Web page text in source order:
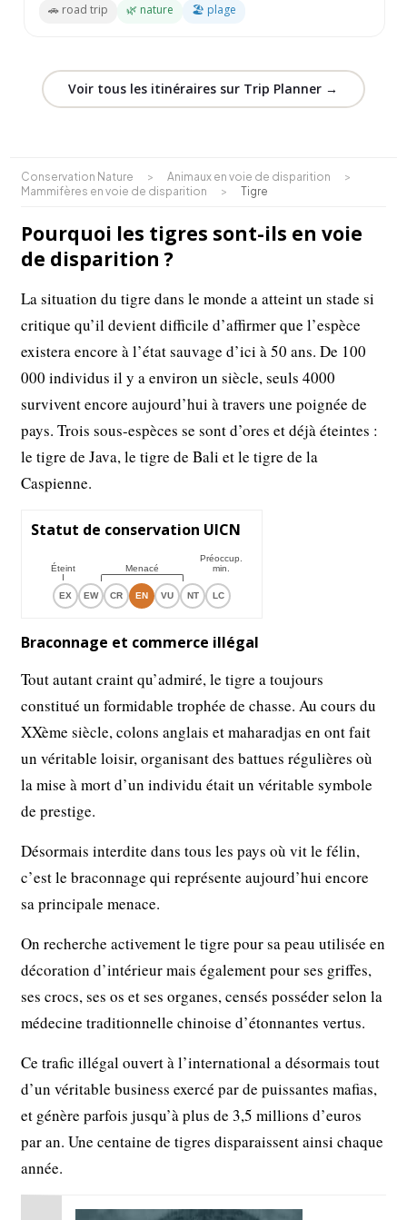
🚗 road trip 🌿 nature 🏖 plage
Voir tous les itinéraires sur Trip Planner →
Conservation Nature > Animaux en voie de disparition
>
Mammifères en voie de disparition
> Tigre
Pourquoi les tigres sont-ils en voie
de disparition ?
La situation du tigre dans le monde a atteint un stade si
critique qu’il devient difficile d’affirmer que l’espèce
existera encore à l’état sauvage d’ici à 50 ans. De 100
000 individus il y a environ un siècle, seuls 4000
survivent encore aujourd’hui à travers une poignée de
pays. Trois sous-espèces se sont d’ores et déjà éteintes :
le tigre de Java, le tigre de Bali et le tigre de la
Caspienne.
Statut de conservation UICN
Éteint Menacé
Préoccup.
min.
EX EW CR EN VU NT LC
Braconnage et commerce illégal
Tout autant craint qu’admiré, le tigre a toujours
constitué un formidable trophée de chasse. Au cours du
XXème siècle, colons anglais et maharadjas en ont fait
un véritable loisir, organisant des battues régulières où
la mise à mort d’un individu était un véritable symbole
de prestige.
Désormais interdite dans tous les pays où vit le félin,
c’est le braconnage qui représente aujourd’hui encore
sa principale menace.
On recherche activement le tigre pour sa peau utilisée en
décoration d’intérieur mais également pour ses griffes,
ses crocs, ses os et ses organes, censés posséder selon la
médecine traditionnelle chinoise d’étonnantes vertus.
Ce trafic illégal ouvert à l’international a désormais tout
d’un véritable business exercé par de puissantes mafias,
et génère parfois jusqu’à plus de 3,5 millions d’euros
par an. Une centaine de tigres disparaissent ainsi chaque
année.